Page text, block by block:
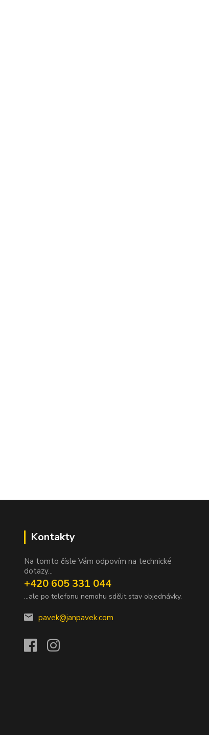
Kontakty
Na tomto čísle Vám odpovím na technické
dotazy...
+420 605 331 044
...ale po telefonu nemohu sdělit stav objednávky.
pavek@janpavek.com